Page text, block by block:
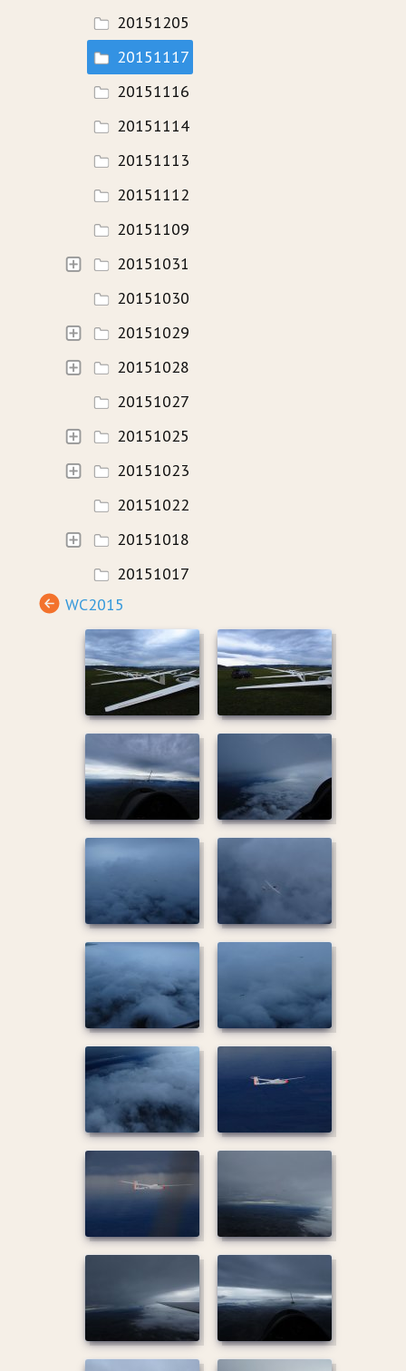
WAVECAMP 2017
FOTOGALERIE
20151205
20151117
20151116
20151114
20151113
20151112
20151109
20151031
20151030
20151029
20151028
20151027
20151025
20151023
20151022
20151018
20151017
WC2015